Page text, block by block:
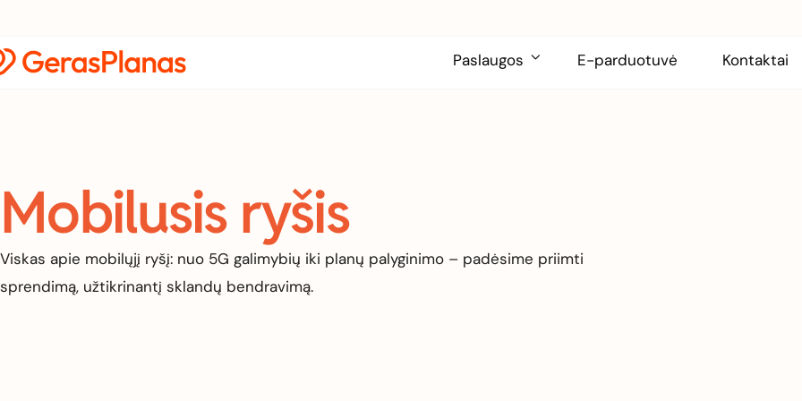
Paslaugos E-parduotuvė Kontaktai
Mobilusis ryšis
Viskas apie mobilųjį ryšį: nuo 5G galimybių iki planų palyginimo – padėsime priimti
sprendimą, užtikrinantį sklandų bendravimą.